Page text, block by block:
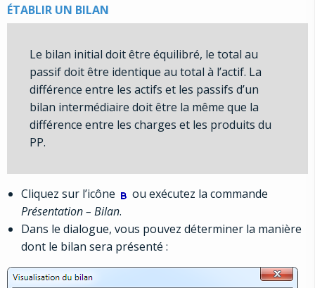
ÉTABLIR UN BILAN
Le bilan initial doit être équilibré, le total au
passif doit être identique au total à l’actif. La
différence entre les actifs et les passifs d’un
bilan intermédiaire doit être la même que la
différence entre les charges et les produits du
PP.
Cliquez sur l’icône
ou exécutez la commande
Présentation – Bilan.
Dans le dialogue, vous pouvez déterminer la manière
dont le bilan sera présenté :